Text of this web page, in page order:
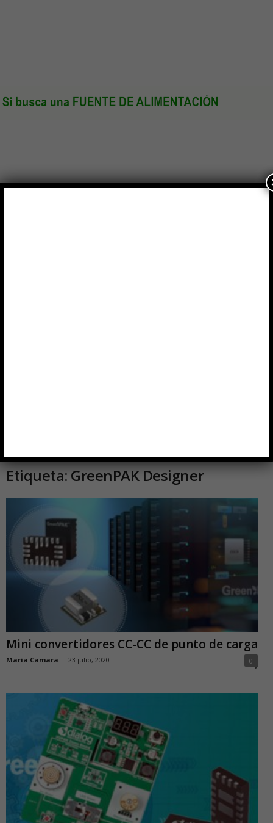
Inicio Etiquetas GreenPAK Designer
Etiqueta: GreenPAK Designer
Mini convertidores CC-CC de punto de carga
Maria Camara - 23 julio, 2020 0